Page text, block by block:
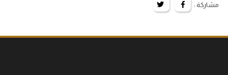
مشاركة :